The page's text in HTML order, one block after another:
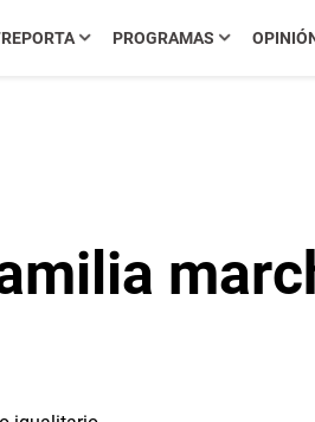
PROGRAMAS